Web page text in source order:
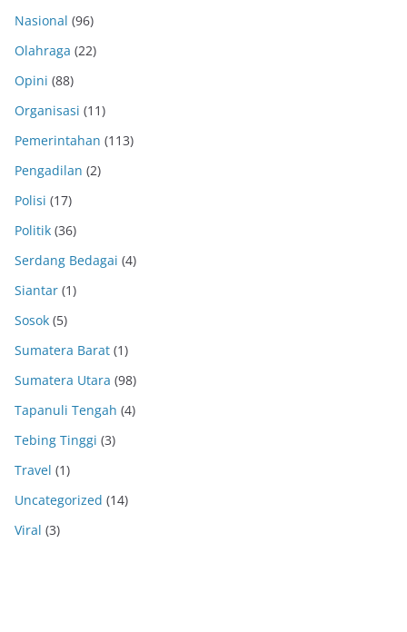
Nasional (96)
Olahraga (22)
Opini (88)
Organisasi (11)
Pemerintahan (113)
Pengadilan (2)
Polisi (17)
Politik (36)
Serdang Bedagai (4)
Siantar (1)
Sosok (5)
Sumatera Barat (1)
Sumatera Utara (98)
Tapanuli Tengah (4)
Tebing Tinggi (3)
Travel (1)
Uncategorized (14)
Viral (3)